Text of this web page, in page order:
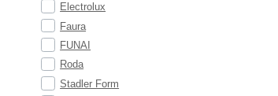
Electrolux
Faura
FUNAI
Roda
Stadler Form